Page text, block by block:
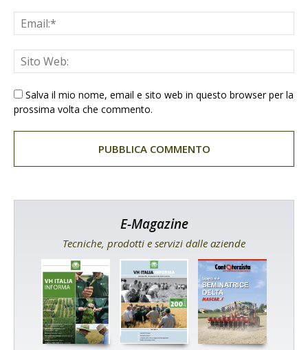
Salva il mio nome, email e sito web in questo browser per la
prossima volta che commento.
E-Magazine
Tecniche, prodotti e servizi dalle aziende